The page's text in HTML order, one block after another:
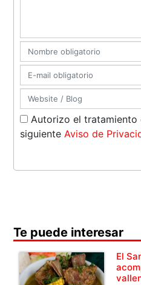
Autorizo el tratamiento
siguienteAviso de
Te puede interesar
El